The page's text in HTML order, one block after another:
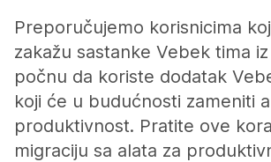
Preporučujemo korisnicima
zakažu sastanke Vebek tima
počnu da koriste dodatak
koji će u budućnosti zameniti
produktivnost. Pratite ove
migraciju sa alata za